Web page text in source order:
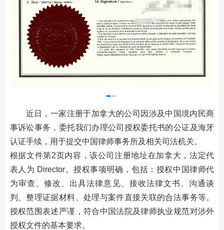
近日，一家注册于加拿大的公司因涉及中国境内民商
事诉讼事务，委托我们办理公司授权委托书的公证及海牙
认证手续，用于提交中国律师事务所及相关司法机关。
根据文件第2页内容，该公司注册地址在加拿大，法定代
表人为 Director。授权事项明确，包括：授权中国律师代
为审查、修改、出具法律意见、接收法律文书、沟通谈
判、整理证据材料、处理与案件直接关联的合法事务等。
授权范围表述严谨，符合中国法院及律师执业规范对涉外
授权文件的基本要求。